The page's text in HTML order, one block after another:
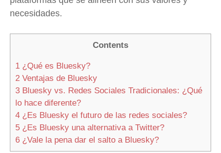
necesidades.
Contents
1 ¿Qué es Bluesky?
2 Ventajas de Bluesky
3 Bluesky vs. Redes Sociales Tradicionales: ¿Qué
lo hace diferente?
4 ¿Es Bluesky el futuro de las redes sociales?
5 ¿Es Bluesky una alternativa a Twitter?
6 ¿Vale la pena dar el salto a Bluesky?